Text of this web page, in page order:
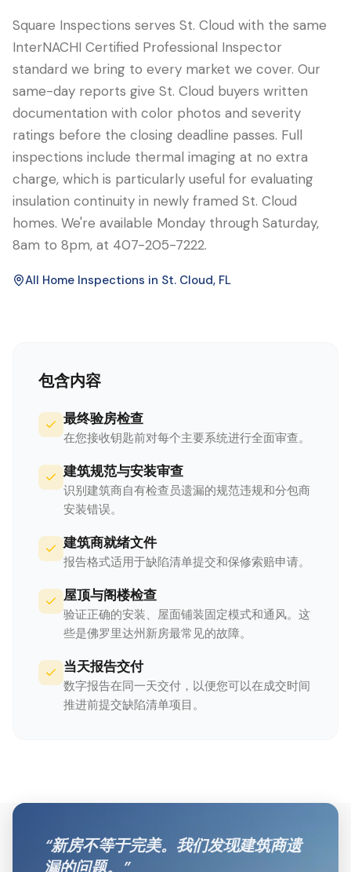
Square Inspections serves St. Cloud with the same
InterNACHI Certified Professional Inspector
standard we bring to every market we cover. Our
same-day reports give St. Cloud buyers written
documentation with color photos and severity
ratings before the closing deadline passes. Full
inspections include thermal imaging at no extra
charge, which is particularly useful for evaluating
insulation continuity in newly framed St. Cloud
homes. We're available Monday through Saturday,
8am to 8pm, at 407-205-7222.
All Home Inspections in St. Cloud, FL
包含内容
最终验房检查
在您接收钥匙前对每个主要系统进行全面审查。
建筑规范与安装审查
识别建筑商自有检查员遗漏的规范违规和分包商
安装错误。
建筑商就绪文件
报告格式适用于缺陷清单提交和保修索赔申请。
屋顶与阁楼检查
验证正确的安装、屋面铺装固定模式和通风。这
些是佛罗里达州新房最常见的故障。
当天报告交付
数字报告在同一天交付，以便您可以在成交时间
推进前提交缺陷清单项目。
“新房不等于完美。我们发现建筑商遗
漏的问题。 ”